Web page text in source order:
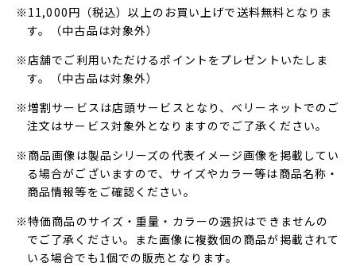
※11,000円（税込）以上のお買い上げで送料無料となりま
す。（中古品は対象外）
※店舗でご利用いただけるポイントをプレゼントいたしま
す。（中古品は対象外）
※増割サービスは店頭サービスとなり、ベリーネットでのご
注文はサービス対象外となりますのでご了承ください。
※商品画像は製品シリーズの代表イメージ画像を掲載してい
る場合がございますので、サイズやカラー等は商品名称・
商品情報等をご確認ください。
※特価商品のサイズ・重量・カラーの選択はできませんの
でご了承ください。また画像に複数個の商品が掲載されて
いる場合でも1個での販売となります。